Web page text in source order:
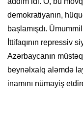
demokratiyanın,
başlamışdı.
İttifaqının repressiv
Azərbaycanın
beynəlxalq aləmdə
inamını nümayiş